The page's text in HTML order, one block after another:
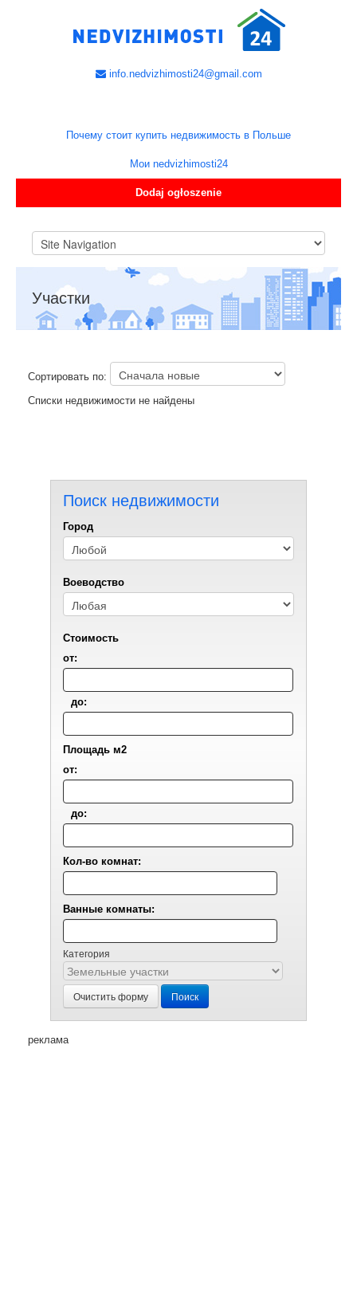
info.nedvizhimosti24@gmail.com
Почему стоит купить недвижимость в Польше
Мои nedvizhimosti24
Dodaj ogłoszenie
Участки
Сортировать по:
Списки недвижимости не найдены
Поиск недвижимости
Город
Воеводствo
Стоимость
от:
до:
Площадь м2
от:
до:
Кол-во комнат:
Ванные комнаты:
Категория
Очистить форму Поиск
реклама